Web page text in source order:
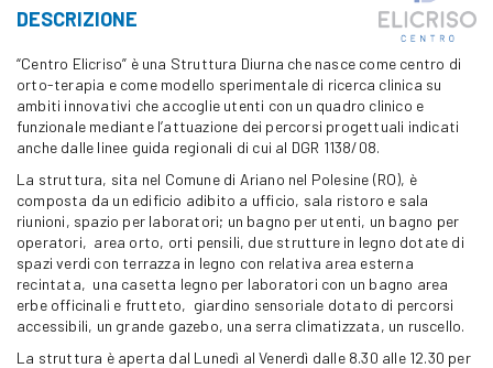
DESCRIZIONE
“Centro Elicriso” è una Struttura Diurna che nasce come centro di
orto-terapia e come modello sperimentale di ricerca clinica su
ambiti innovativi che accoglie utenti con un quadro clinico e
funzionale mediante l’attuazione dei percorsi progettuali indicati
anche dalle linee guida regionali di cui al DGR 1138/08.
La struttura, sita nel Comune di Ariano nel Polesine (RO), è
composta da un edificio adibito a ufficio, sala ristoro e sala
riunioni, spazio per laboratori; un bagno per utenti, un bagno per
operatori, area orto, orti pensili, due strutture in legno dotate di
spazi verdi con terrazza in legno con relativa area esterna
recintata, una casetta legno per laboratori con un bagno area
erbe officinali e frutteto, giardino sensoriale dotato di percorsi
accessibili, un grande gazebo, una serra climatizzata, un ruscello.
La struttura è aperta dal Lunedì al Venerdì dalle 8.30 alle 12.30 per